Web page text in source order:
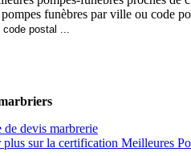
funèbres par ville ou code
de devis marbrerie
plus sur la certification Meilleures